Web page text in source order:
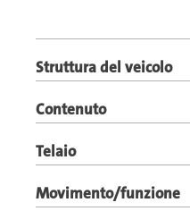
Struttura del veicolo
Contenuto
Telaio
Movimento/funzione